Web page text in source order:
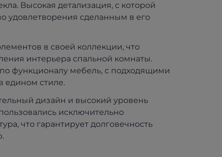
Высокая детализация, с которой
удовлетворения сделанным в его
в своей коллекции, что
интерьера спальной комнаты.
функционалу мебель, с подходящими
едином стиле.
дизайн и высокий уровень
исключительно
что гарантирует долговечность